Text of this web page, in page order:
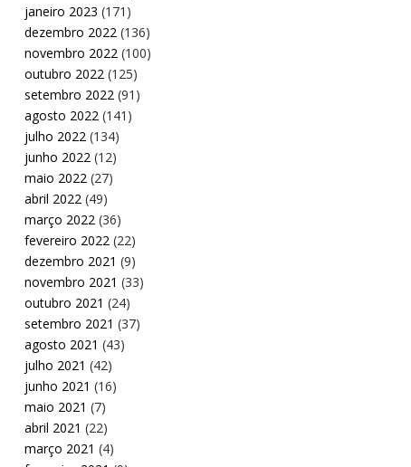
janeiro 2023 (171)
dezembro 2022 (136)
novembro 2022 (100)
outubro 2022 (125)
setembro 2022 (91)
agosto 2022 (141)
julho 2022 (134)
junho 2022 (12)
maio 2022 (27)
abril 2022 (49)
março 2022 (36)
fevereiro 2022 (22)
dezembro 2021 (9)
novembro 2021 (33)
outubro 2021 (24)
setembro 2021 (37)
agosto 2021 (43)
julho 2021 (42)
junho 2021 (16)
maio 2021 (7)
abril 2021 (22)
março 2021 (4)